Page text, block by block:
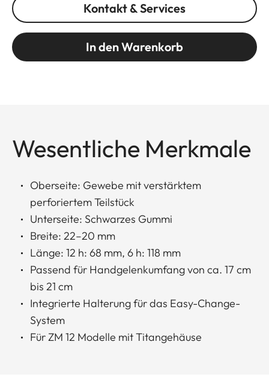
Kontakt & Services
In den Warenkorb
Wesentliche Merkmale
Oberseite: Gewebe mit verstärktem
perforiertem Teilstück
Unterseite: Schwarzes Gummi
Breite: 22–20 mm
Länge: 12 h: 68 mm, 6 h: 118 mm
Passend für Handgelenkumfang von ca. 17 cm
bis 21 cm
Integrierte Halterung für das Easy-Change-
System
Für ZM 12 Modelle mit Titangehäuse